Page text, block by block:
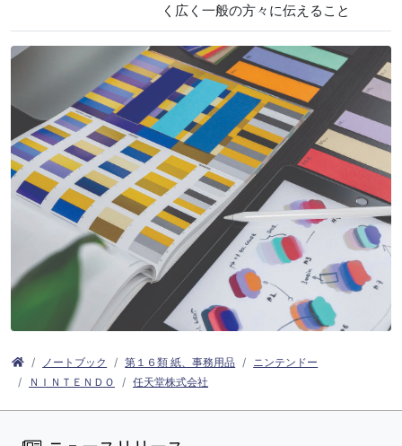
く広く一般の方々に伝えること
ノートブック 第１６類 紙、事務用品
ニンテンドー
ＮＩＮＴＥＮＤＯ
任天堂株式会社